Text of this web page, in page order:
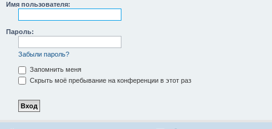
Имя пользователя:
Пароль:
Забыли пароль?
Запомнить меня
Скрыть моё пребывание на конференции в этот раз